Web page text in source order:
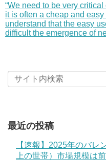
“We need to be very
it is often a cheap and
understand that the easy
difficult the emergence of
最近の投稿
【速報】2025年のバレ
上の世帯）市場規模は